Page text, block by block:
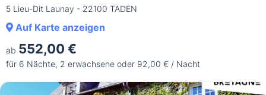
5 Lieu-Dit Launay - 22100 TADEN
Auf Karte anzeigen
ab 552,00 €
für 6 Nächte, 2 erwachsene oder 92,00 € / Nacht